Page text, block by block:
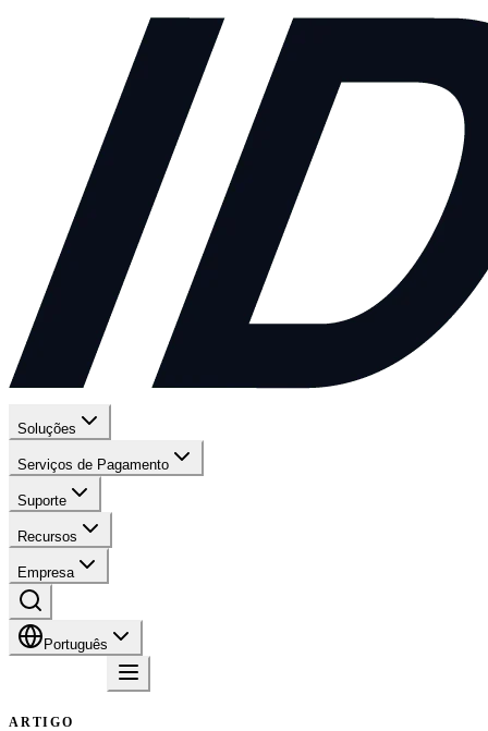
Soluções
Serviços de Pagamento
Suporte
Recursos
Empresa
Português
ARTIGO